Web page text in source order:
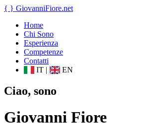
{ } GiovanniFiore.net
Home
Chi Sono
Esperienza
Competenze
Contatti
IT | EN
Ciao, sono
Giovanni Fiore